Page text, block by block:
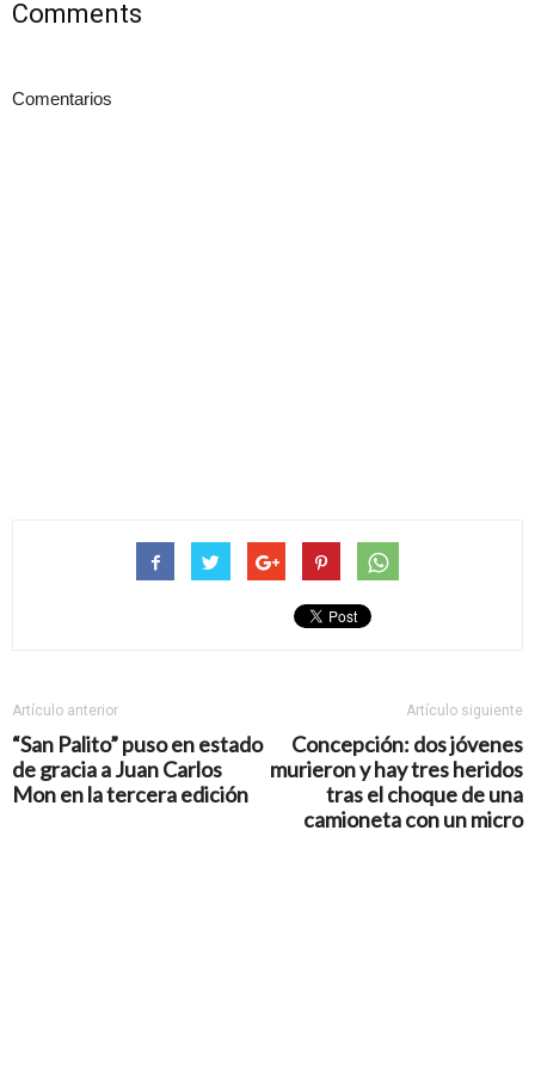
Comments
Comentarios
Artículo anterior
“San Palito” puso en estado
de gracia a Juan Carlos
Mon en la tercera edición
Artículo siguiente
Concepción: dos jóvenes
murieron y hay tres heridos
tras el choque de una
camioneta con un micro